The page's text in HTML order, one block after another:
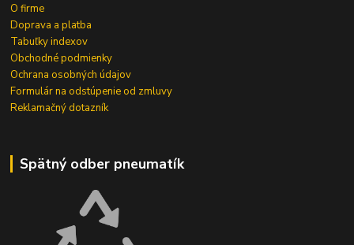
O firme
Doprava a platba
Tabuľky indexov
Obchodné podmienky
Ochrana osobných údajov
Formulár na odstúpenie od zmluvy
Reklamačný dotazník
Spätný odber pneumatík